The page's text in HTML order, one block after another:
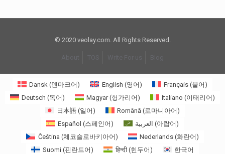
© 2020 veolay.com. All Rights Reserved.
About TOS Write For us Blog
Dansk (덴마크어) English (영어) Français(불어)
Deutsch (독어) Magyar(헝가리어) Italiano (이태리어)
日本語 (일어) Română (로마니아어)
Español (스페인어) العربية (아랍어)
Čeština (체코슬로바키아어) Nederlands(화란어)
Suomi (핀란드어) हिन्दी(힌두어) 한국어